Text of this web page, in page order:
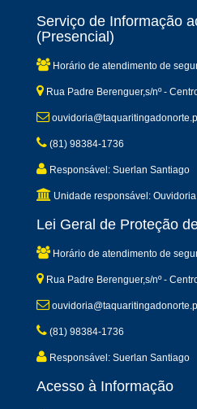
Serviço de Informação
(Presencial)
Horário de atendimento de
Rua Padre Berenguer,s/nº -
(81) 98384-1736
Responsável: Suerlan Santiago
Unidade responsável: Ouvidoria
Lei Geral de Proteção
Horário de atendimento de
Rua Padre Berenguer,s/nº -
(81) 98384-1736
Responsável: Suerlan Santiago
Acesso à Informação